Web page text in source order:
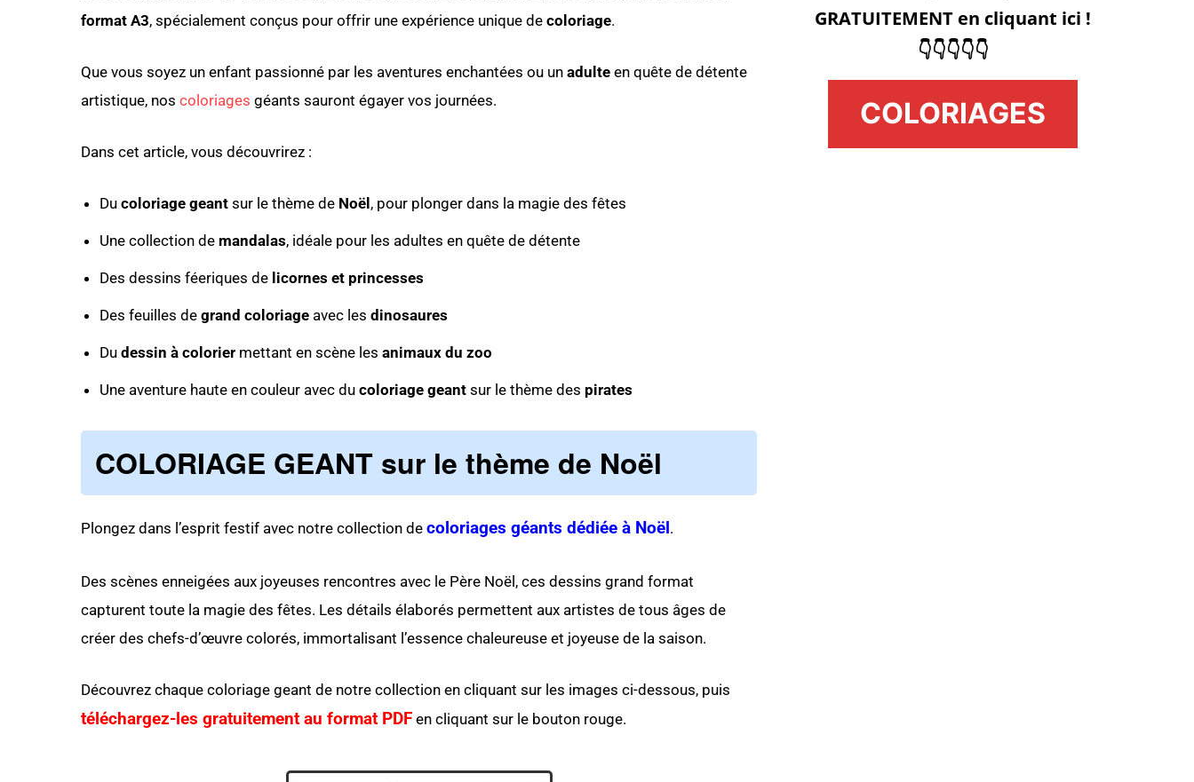
format A3, spécialement conçus pour offrir une expérience unique de coloriage.
Que vous soyez un enfant passionné par les aventures enchantées ou un adulte en quête de détente
artistique, nos coloriages géants sauront égayer vos journées.
Dans cet article, vous découvrirez :
Du coloriage geant sur le thème de Noël , pour plonger dans la magie des fêtes
Une collection de mandalas, idéale pour les adultes en quête de détente
Des dessins féeriques de licornes et princesses
Des feuilles de grand coloriage avec les dinosaures
Du dessin à colorier mettant en scène les animaux du zoo
Une aventure haute en couleur avec du coloriage geant sur le thème des pirates
COLORIAGE GEANT sur le thème de Noël
Plongez dans l’esprit festif avec notre collection de coloriages géants dédiée à Noël .
Des scènes enneigées aux joyeuses rencontres avec le Père Noël, ces dessins grand format
capturent toute la magie des fêtes. Les détails élaborés permettent aux artistes de tous âges de
créer des chefs-d’œuvre colorés, immortalisant l’essence chaleureuse et joyeuse de la saison.
Découvrez chaque coloriage geant de notre collection en cliquant sur les images ci-dessous, puis
téléchargez-les gratuitement au format PDF en cliquant sur le bouton rouge.
GRATUITEMENT en cliquant ici !
👇👇👇👇👇
COLORIAGES